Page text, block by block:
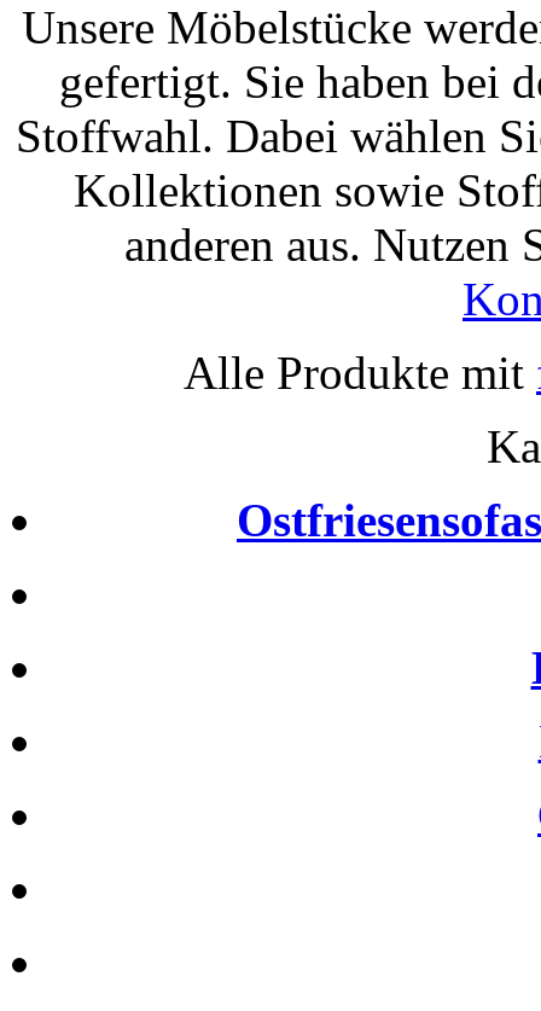
Unsere Möbelstücke
gefertigt. Sie haben bei
Stoffwahl. Dabei wählen
Kollektionen sowie
anderen aus. Nutzen
Alle Produkte mit